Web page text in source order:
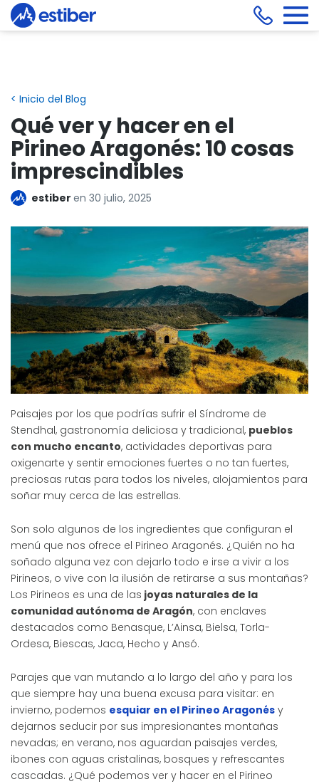
< Inicio del Blog
Qué ver y hacer en el
Pirineo Aragonés: 10 cosas
imprescindibles
estiber en 30 julio, 2025
Paisajes por los que podrías sufrir el Síndrome de
Stendhal, gastronomía deliciosa y tradicional, pueblos
con mucho encanto, actividades deportivas para
oxigenarte y sentir emociones fuertes o no tan fuertes,
preciosas rutas para todos los niveles, alojamientos para
soñar muy cerca de las estrellas.
Son solo algunos de los ingredientes que configuran el
menú que nos ofrece el Pirineo Aragonés. ¿Quién no ha
soñado alguna vez con dejarlo todo e irse a vivir a los
Pirineos, o vive con la ilusión de retirarse a sus montañas?
Los Pirineos es una de las joyas naturales de la
comunidad autónoma de Aragón, con enclaves
destacados como Benasque, L’Ainsa, Bielsa, Torla-
Ordesa, Biescas, Jaca, Hecho y Ansó.
Parajes que van mutando a lo largo del año y para los
que siempre hay una buena excusa para visitar: en
invierno, podemos esquiar en el Pirineo Aragonés y
dejarnos seducir por sus impresionantes montañas
nevadas; en verano, nos aguardan paisajes verdes,
ibones con aguas cristalinas, bosques y refrescantes
cascadas. ¿Qué podemos ver y hacer en el Pirineo